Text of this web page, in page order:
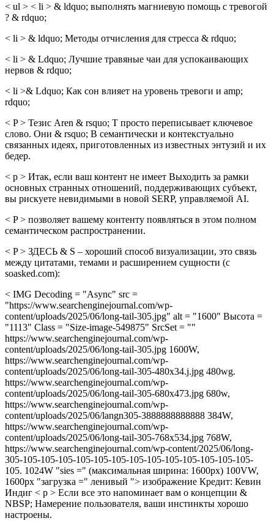
< ul > < li > & ldquo; выполнять магниевую помощь с тревогой
? & rdquo;
< li > & ldquo; Методы отчисления для стресса & rdquo;
< li > & Ldquo; Лучшие травяные чаи для успокаивающих
нервов & rdquo;
< li >& Ldquo; Как сон влияет на уровень тревоги и amp;
rdquo;
< P > Тезис Aren & rsquo; T просто переписывает ключевое
слово. Они & rsquo; В семантически и контекстуально
связанных идеях, приготовленных из известных энтузий и их
бедер.
< p > Итак, если ваш контент не имеет Выходить за рамки
основных странных отношений, поддерживающих субъект,
вы рискуете невидимыми в новой SERP, управляемой AI.
< P > позволяет вашему контенту появляться в этом полном
семантическом распространении.
< P > ЗДЕСЬ & S – хороший способ визуализации, это связь
между цитатами, темами и расширением сущности (с
soasked.com):
< IMG Decoding = "Async" src =
"https://www.searchenginejournal.com/wp-
content/uploads/2025/06/long-tail-305.jpg" alt = "1600" Высота =
"1113" Class = "Size-image-549875" SrcSet = ""
https://www.searchenginejournal.com/wp-
content/uploads/2025/06/long-tail-305.jpg 1600W,
https://www.searchenginejournal.com/wp-
content/uploads/2025/06/long-tail-305-480x34.j.jpg 480wg.
https://www.searchenginejournal.com/wp-
content/uploads/2025/06/long-tail-305-680x473.jpg 680w,
https://www.searchenginejournal.com/wp-
content/uploads/2025/06/langn305-3888888888888 384W,
https://www.searchenginejournal.com/wp-
content/uploads/2025/06/long-tail-305-768x534.jpg 768W,
https://www.searchenginejournal.com/wp-content/2025/06/long-
305-105-105-105-105-105-105-105-105-105-105-105-105-105-
105. 1024W "sies =" (максимальная ширина: 1600px) 100VW,
1600px "загрузка =" ленивый "> изображение Кредит: Кевин
Индиг < p > Если все это напоминает вам о концепции &
NBSP; Намерение пользователя, ваши инстинкты хорошо
настроены.